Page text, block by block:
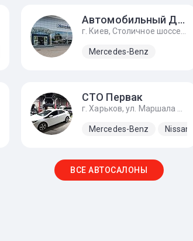
Land Rover Mercedes-Benz
Автомобильный Дом Украина-Мерседес Бенц
Mercedes-Benz
СТО Первак
Mercedes-Benz Nissan
ВСЕ АВТОСАЛОНЫ